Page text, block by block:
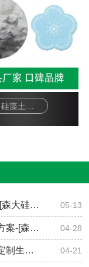
硅藻土助滤剂-如海绵般的蓬松、吸附-[森大硅藻土] 05-13
求购硅藻土-提供上百个行业应用解决方案-[森大硅藻土] 04-28
硅藻土厂家在哪里-量大可按配方需求定制生产-[森大硅藻土] 04-21